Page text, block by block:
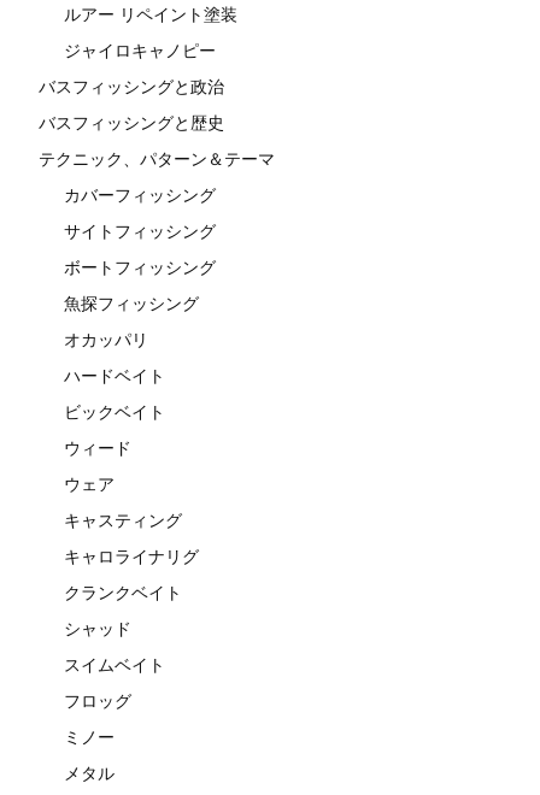
ルアー リペイント塗装
ジャイロキャノピー
バスフィッシングと政治
バスフィッシングと歴史
テクニック、パターン＆テーマ
カバーフィッシング
サイトフィッシング
ボートフィッシング
魚探フィッシング
オカッパリ
ハードベイト
ビックベイト
ウィード
ウェア
キャスティング
キャロライナリグ
クランクベイト
シャッド
スイムベイト
フロッグ
ミノー
メタル